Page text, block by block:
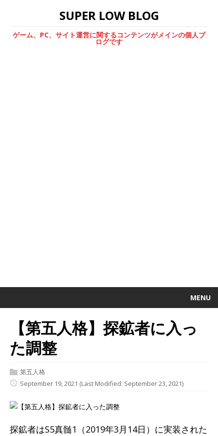
SUPER LOW BLOG
ゲーム、PC、サイト運営に関するコンテンツがメインの個人ブ
ログです
MENU
【第五人格】探鉱者に入っ
た調整
第五人格
September 19, 2021 (Last Modified: September 23, 2021)
探鉱者はS5真髄1（2019年3月14日）に実装された